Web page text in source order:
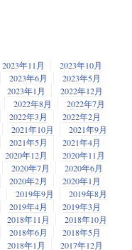
2023年11月
2023年10月
2023年6月
2023年5月
2023年1月
2022年12月
2022年8月
2022年7月
2022年3月
2022年2月
2021年10月
2021年9月
2021年5月
2021年4月
2020年12月
2020年11月
2020年7月
2020年6月
2020年2月
2020年1月
2019年9月
2019年8月
2019年4月
2019年3月
2018年11月
2018年10月
2018年6月
2018年5月
2018年1月
2017年12月